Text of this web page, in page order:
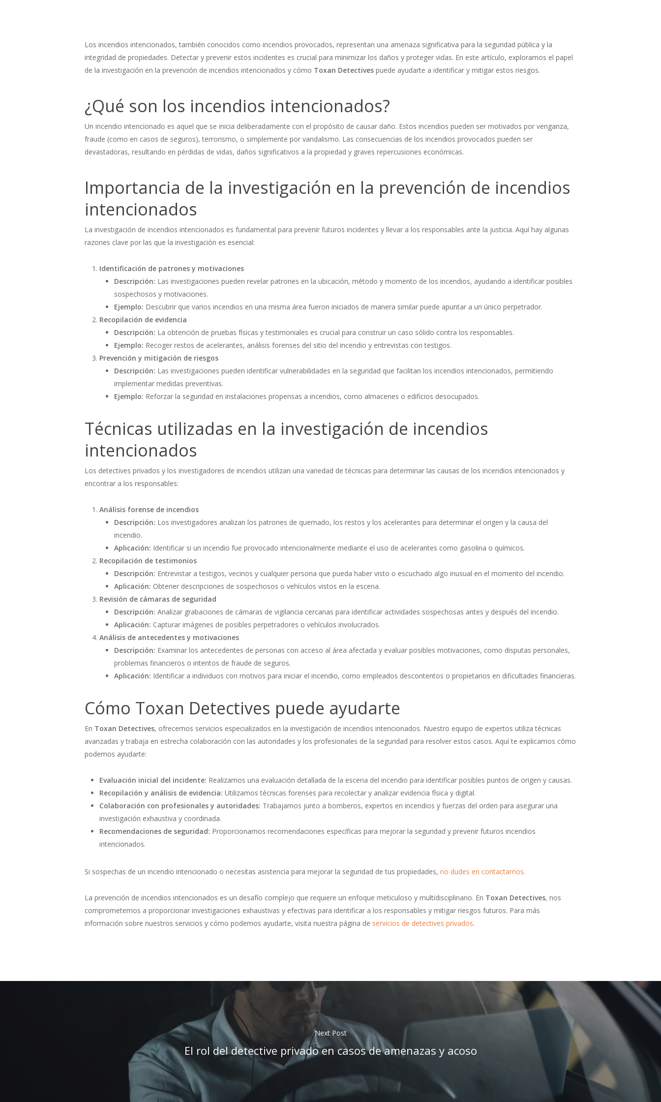
Los incendios intencionados, también conocidos como incendios provocados, representan una amenaza significativa para la seguridad pública y la
integridad de propiedades. Detectar y prevenir estos incidentes es crucial para minimizar los daños y proteger vidas. En este artículo, exploramos el papel
de la investigación en la prevención de incendios intencionados y cómo Toxan Detectives puede ayudarte a identificar y mitigar estos riesgos.
¿Qué son los incendios intencionados?
Un incendio intencionado es aquel que se inicia deliberadamente con el propósito de causar daño. Estos incendios pueden ser motivados por venganza,
fraude (como en casos de seguros), terrorismo, o simplemente por vandalismo. Las consecuencias de los incendios provocados pueden ser
devastadoras, resultando en pérdidas de vidas, daños significativos a la propiedad y graves repercusiones económicas.
Importancia de la investigación en la prevención de incendios
intencionados
La investigación de incendios intencionados es fundamental para prevenir futuros incidentes y llevar a los responsables ante la justicia. Aquí hay algunas
razones clave por las que la investigación es esencial:
Identificación de patrones y motivaciones
Descripción: Las investigaciones pueden revelar patrones en la ubicación, método y momento de los incendios, ayudando a identificar posibles
sospechosos y motivaciones.
Ejemplo: Descubrir que varios incendios en una misma área fueron iniciados de manera similar puede apuntar a un único perpetrador.
Recopilación de evidencia
Descripción: La obtención de pruebas físicas y testimoniales es crucial para construir un caso sólido contra los responsables.
Ejemplo: Recoger restos de acelerantes, análisis forenses del sitio del incendio y entrevistas con testigos.
Prevención y mitigación de riesgos
Descripción: Las investigaciones pueden identificar vulnerabilidades en la seguridad que facilitan los incendios intencionados, permitiendo
implementar medidas preventivas.
Ejemplo: Reforzar la seguridad en instalaciones propensas a incendios, como almacenes o edificios desocupados.
Técnicas utilizadas en la investigación de incendios
intencionados
Los detectives privados y los investigadores de incendios utilizan una variedad de técnicas para determinar las causas de los incendios intencionados y
encontrar a los responsables:
Análisis forense de incendios
Descripción: Los investigadores analizan los patrones de quemado, los restos y los acelerantes para determinar el origen y la causa del
incendio.
Aplicación: Identificar si un incendio fue provocado intencionalmente mediante el uso de acelerantes como gasolina o químicos.
Recopilación de testimonios
Descripción: Entrevistar a testigos, vecinos y cualquier persona que pueda haber visto o escuchado algo inusual en el momento del incendio.
Aplicación: Obtener descripciones de sospechosos o vehículos vistos en la escena.
Revisión de cámaras de seguridad
Descripción: Analizar grabaciones de cámaras de vigilancia cercanas para identificar actividades sospechosas antes y después del incendio.
Aplicación: Capturar imágenes de posibles perpetradores o vehículos involucrados.
Análisis de antecedentes y motivaciones
Descripción: Examinar los antecedentes de personas con acceso al área afectada y evaluar posibles motivaciones, como disputas personales,
problemas financieros o intentos de fraude de seguros.
Aplicación: Identificar a individuos con motivos para iniciar el incendio, como empleados descontentos o propietarios en dificultades financieras.
Cómo Toxan Detectives puede ayudarte
En Toxan Detectives, ofrecemos servicios especializados en la investigación de incendios intencionados. Nuestro equipo de expertos utiliza técnicas
avanzadas y trabaja en estrecha colaboración con las autoridades y los profesionales de la seguridad para resolver estos casos. Aquí te explicamos cómo
podemos ayudarte:
Evaluación inicial del incidente: Realizamos una evaluación detallada de la escena del incendio para identificar posibles puntos de origen y causas.
Recopilación y análisis de evidencia: Utilizamos técnicas forenses para recolectar y analizar evidencia física y digital.
Colaboración con profesionales y autoridades: Trabajamos junto a bomberos, expertos en incendios y fuerzas del orden para asegurar una
investigación exhaustiva y coordinada.
Recomendaciones de seguridad: Proporcionamos recomendaciones específicas para mejorar la seguridad y prevenir futuros incendios
intencionados.
Si sospechas de un incendio intencionado o necesitas asistencia para mejorar la seguridad de tus propiedades, no dudes en contactarnos.
La prevención de incendios intencionados es un desafío complejo que requiere un enfoque meticuloso y multidisciplinario. En Toxan Detectives, nos
comprometemos a proporcionar investigaciones exhaustivas y efectivas para identificar a los responsables y mitigar riesgos futuros. Para más
información sobre nuestros servicios y cómo podemos ayudarte, visita nuestra página de servicios de detectives privados.
Next Post
El rol del detective privado en casos de amenazas y acoso